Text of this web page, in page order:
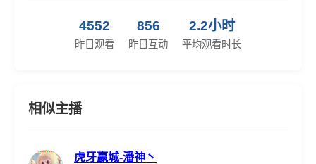
4552
昨日观看
856
昨日互动
2.2小时
平均观看时长
相似主播
虎牙赢城-潘神丶